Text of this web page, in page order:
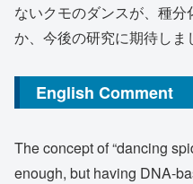
ないクモのダンスが、種
か、今後の研究に期待しま
English Comment
The concept of “dancing
enough, but having DNA-